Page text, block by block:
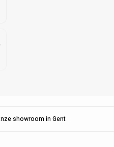
showroom in Gent